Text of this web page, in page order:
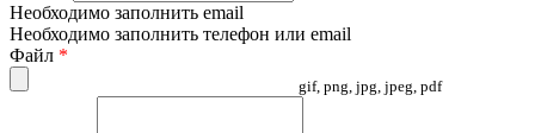
Необходимо заполнить email
Необходимо заполнить телефон или email
Файл *
gif, png, jpg, jpeg, pdf